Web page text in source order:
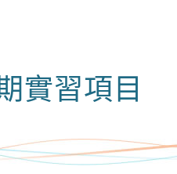
實習項目